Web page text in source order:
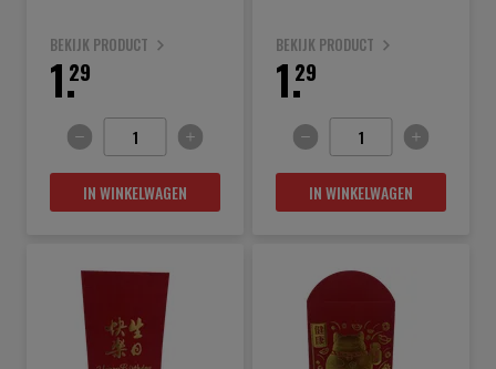
BEKIJK PRODUCT
29
1.
IN WINKELWAGEN
BEKIJK PRODUCT
29
1.
IN WINKELWAGEN